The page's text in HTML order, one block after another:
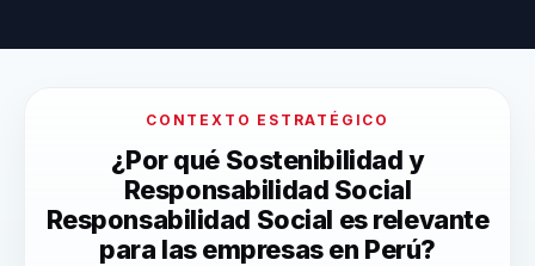
CONTEXTO ESTRATÉGICO
¿Por qué Sostenibilidad y
Responsabilidad Social
Responsabilidad Social es relevante
para las empresas en Perú?